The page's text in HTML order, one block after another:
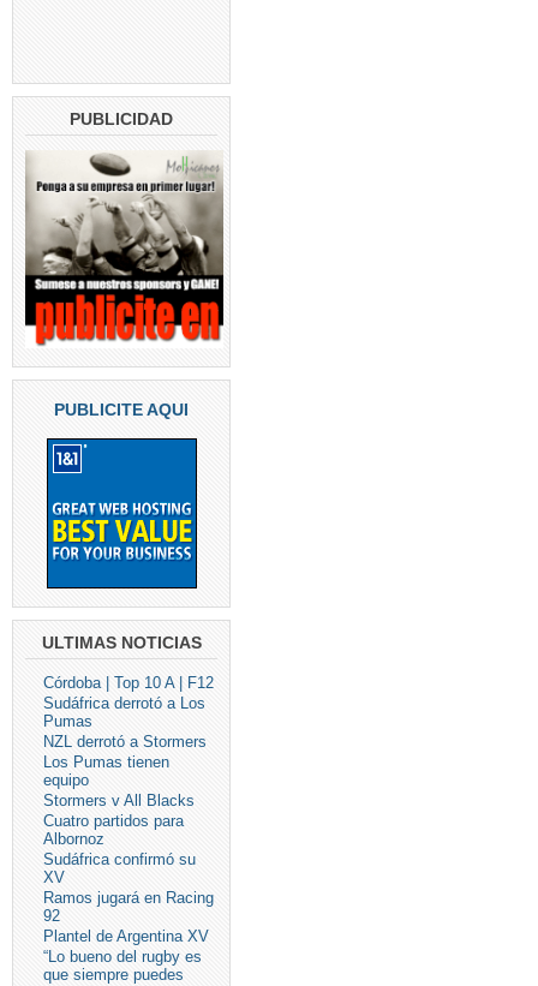
PUBLICIDAD
PUBLICITE AQUI
ULTIMAS NOTICIAS
Córdoba | Top 10 A | F12
Sudáfrica derrotó a Los
Pumas
NZL derrotó a Stormers
Los Pumas tienen
equipo
Stormers v All Blacks
Cuatro partidos para
Albornoz
Sudáfrica confirmó su
XV
Ramos jugará en Racing
92
Plantel de Argentina XV
“Lo bueno del rugby es
que siempre puedes